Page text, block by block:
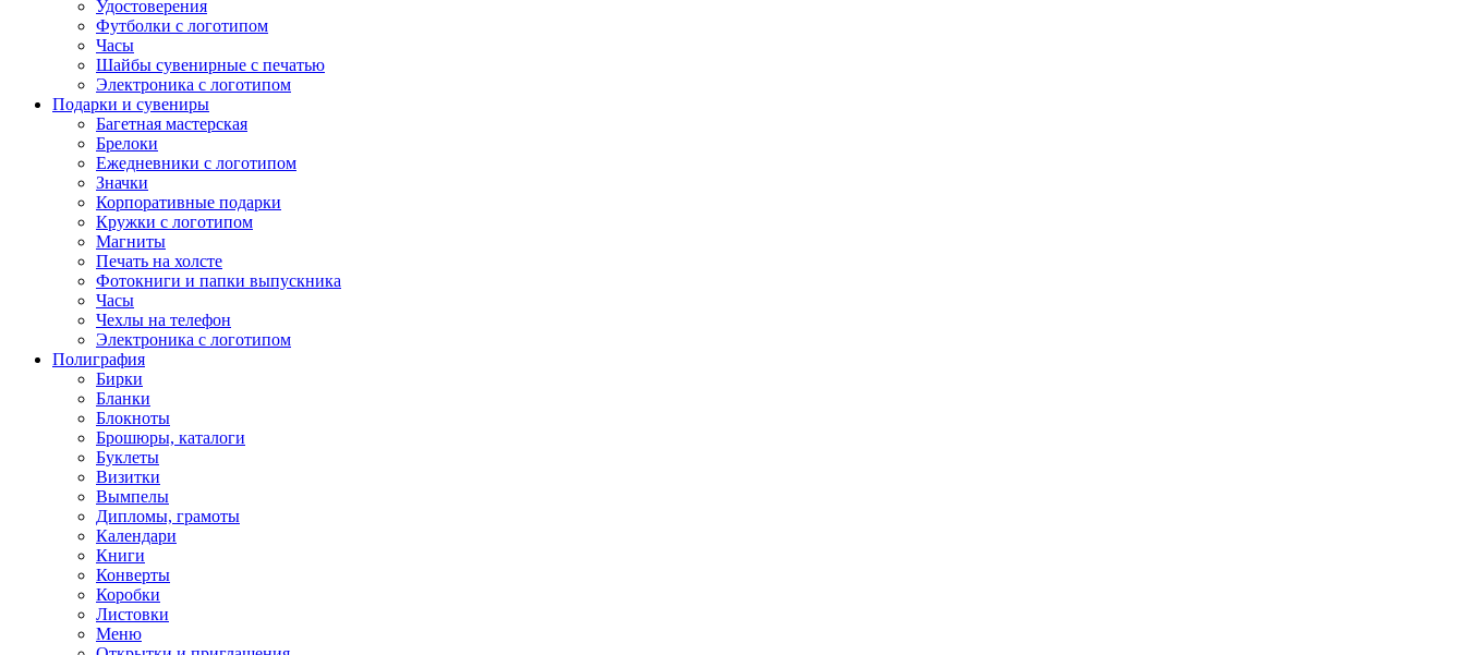
Удостоверения
Футболки с логотипом
Часы
Шайбы сувенирные с печатью
Электроника с логотипом
Подарки и сувениры
Багетная мастерская
Брелоки
Ежедневники с логотипом
Значки
Корпоративные подарки
Кружки с логотипом
Магниты
Печать на холсте
Фотокниги и папки выпускника
Часы
Чехлы на телефон
Электроника с логотипом
Полиграфия
Бирки
Бланки
Блокноты
Брошюры, каталоги
Буклеты
Визитки
Вымпелы
Дипломы, грамоты
Календари
Книги
Конверты
Коробки
Листовки
Меню